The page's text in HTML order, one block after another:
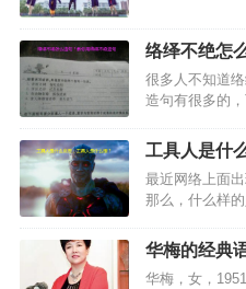
络绎不绝怎
很多人不知道
造句有很多的
工具人是什
最近网络上面出
那么，什么样
微博上面经常
以引起了很多
么工具人是什
华梅的经典
华梅，女，